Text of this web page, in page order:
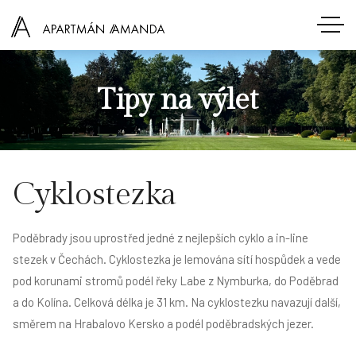
Tipy na výlet
Cyklostezka
Poděbrady jsou uprostřed jedné z nejlepších cyklo a in-line
stezek v Čechách. Cyklostezka je lemována sítí hospůdek a vede
pod korunami stromů podél řeky Labe z Nymburka, do Poděbrad
a do Kolína. Celková délka je 31 km. Na cyklostezku navazují další,
směrem na Hrabalovo Kersko a podél poděbradských jezer.